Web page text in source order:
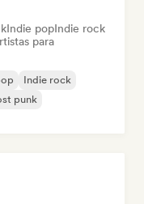
Indie popIndie rock
para
Indie rock
punk